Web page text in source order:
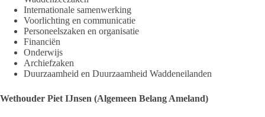
Internationale samenwerking
Voorlichting en communicatie
Personeelszaken en organisatie
Financiën
Onderwijs
Archiefzaken
Duurzaamheid en Duurzaamheid Waddeneilanden
Wethouder Piet IJnsen (Algemeen Belang Ameland)